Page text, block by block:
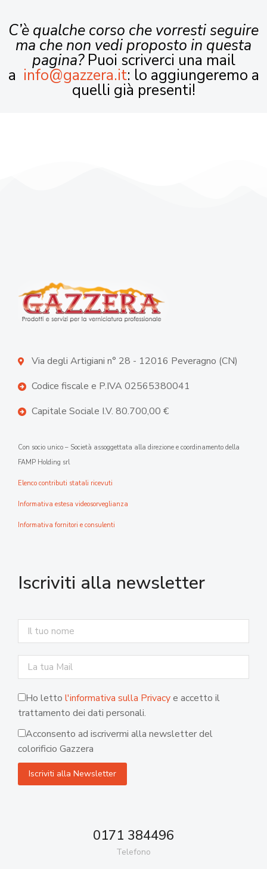
C’è qualche corso che vorresti seguire
ma che non vedi proposto in questa
pagina?Puoi scriverci una mail
a info@gazzera.it: lo aggiungeremo a
quelli già presenti!
Via degli Artigiani n° 28 - 12016 Peveragno (CN)
Codice fiscale e P.IVA 02565380041
Capitale Sociale I.V. 80.700,00 €
Con socio unico – Società assoggettata alla direzione e coordinamento della
FAMP Holding srl
Elenco contributi statali ricevuti
Informativa estesa videosorveglianza
Informativa fornitori e consulenti
Iscriviti alla newsletter
Ho letto l'informativa sulla Privacye accetto il
trattamento dei dati personali.
Acconsento ad iscrivermi alla newsletter del
colorificio Gazzera
0171 384496
Telefono